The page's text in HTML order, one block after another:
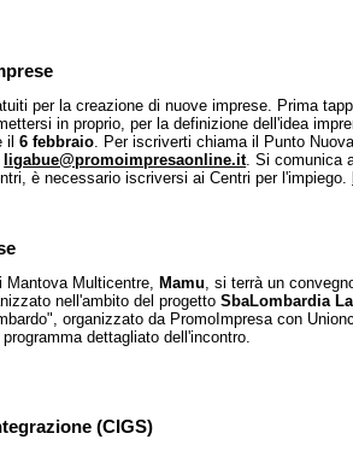
per la creazione di nuove imprese. Prima
in proprio, per la definizione dell'idea
il6 febbraio. Per iscriverti chiama il Punto
ligabue@promoimpresaonline.it. Si comunica
è necessario iscriversi ai Centri per l'impiego.
Mantova Multicentre, Mamu, si terrà un
nell'ambito del progettoSbaLombardia
organizzato da PromoImpresa con
dettagliato dell'incontro.
(CIGS)